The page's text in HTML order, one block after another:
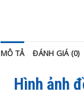
MÔ TẢ ĐÁNH GIÁ (0)
Hình ảnh